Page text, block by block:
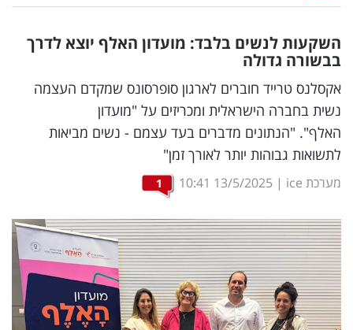
דיגיטל
וטק
שיווק
ופרסום
משפט
מדדים
ומחקרים
דעות
רכילות
השקעות לנשים בלבד: מועדון האלף יוצא לדרך
בבשורה גדולה
אקסלנס טרייד חוברים לארגון סופרסונס שמקדם העצמה
נשית בחברה הישראלית ומכריזים על "מועדון
האלף". "הנתונים מדברים בעד עצמם - נשים מביאות
לתשואות גבוהות יותר לאורך זמן"
מערכת ice |
13/5/2025
10:41
1